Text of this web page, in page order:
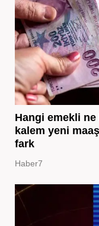
Hangi emekli
kalem yeni
fark
Haber7